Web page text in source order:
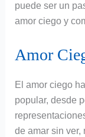
puede ser un
amor ciego y
Amor
El amor ciego
popular, desde
de amar sin ver,